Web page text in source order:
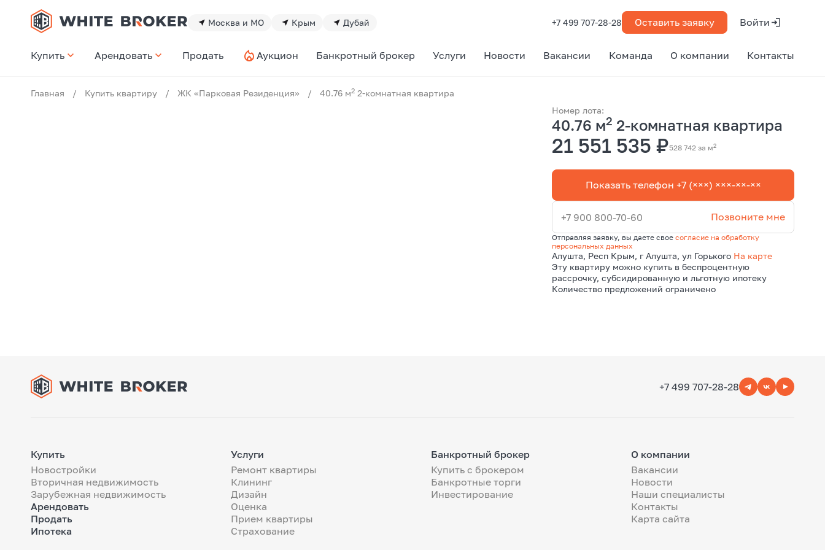
Москва и МО Крым Дубай +7 499 707-28-28 Оставить заявку Войти
Купить Арендовать Продать Аукцион Банкротный брокер Услуги Новости Вакансии Команда О компании Контакты
Главная / Купить квартиру / ЖК «Парковая Резиденция» / 40.76 м2 2-комнатная квартира
Номер лота:
40.76 м2 2-комнатная квартира
21 551 535 ₽528 742 за м2
Показать телефон +7 (×××) ×××-××-××
+7 900 800-70-60 Позвоните мне
Отправляя заявку, вы даете своесогласие на обработку
персональных данных
Алушта, Респ Крым, г Алушта, ул Горького На карте
Эту квартиру можно купить в беспроцентную
рассрочку, субсидированную и льготную ипотеку
Количество предложений ограничено
+7 499 707-28-28
Купить
Новостройки
Вторичная недвижимость
Зарубежная недвижимость
Арендовать
Продать
Ипотека
Услуги
Ремонт квартиры
Клининг
Дизайн
Оценка
Прием квартиры
Страхование
Банкротный брокер
Купить с брокером
Банкротные торги
Инвестирование
О компании
Вакансии
Новости
Наши специалисты
Контакты
Карта сайта